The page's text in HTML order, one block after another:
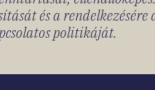
és a rendelkezésére
politikáját.